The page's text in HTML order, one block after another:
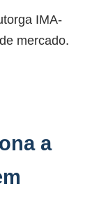
IMA-
mercado.
a